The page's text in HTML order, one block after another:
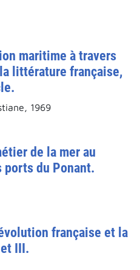
maritime à travers
littérature française,
1969
de la mer au
ports du Ponant.
française et la
III.